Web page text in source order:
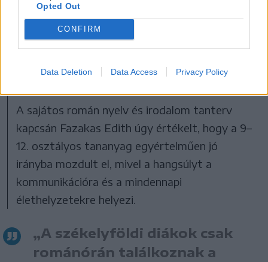
Opted Out
CONFIRM
Data Deletion Data Access Privacy Policy
mondta. Megítélése szerint az idei
románérettségi feladatsora összességében
jóval „emészthetőbb” volt, mint az idei
képességvizsgájának tétele.
A sajátos román nyelv és irodalom tanterv
kapcsán Fazakas Edith úgy értékelt, hogy a 9–
12. osztályos tananyag egyértelműen jó
irányba mozdult el, mivel a hangsúlyt a
kommunikációra és a mindennapi
élethelyzetekre helyezi.
„A székelyföldi diákok csak
románórán találkoznak a